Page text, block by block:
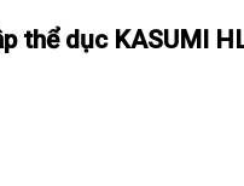
thể dục KASUMI